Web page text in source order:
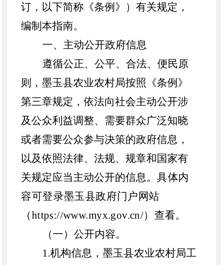
订，以下简称《条例》）有关规定，
编制本指南。
一、主动公开政府信息
遵循公正、公平、合法、便民原
则，墨玉县农业农村局按照《条例》
第三章规定，依法向社会主动公开涉
及公众利益调整、需要群众广泛知晓
或者需要公众参与决策的政府信息，
以及依照法律、法规、规章和国家有
关规定应当主动公开的信息。具体内
容可登录墨玉县政府门户网站
（https://www.myx.gov.cn/）查看。
（一）公开内容。
1.机构信息，墨玉县农业农村局工